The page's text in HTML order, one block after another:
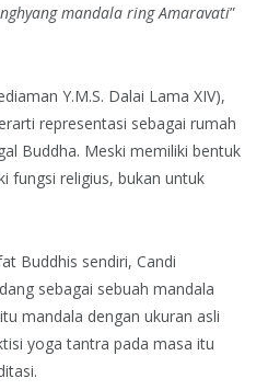
mandala ring Amaravati”
Y.M.S. Dalai Lama XIV),
representasi sebagai rumah
Buddha. Meski memiliki bentuk
fungsi religius, bukan untuk
Buddhis sendiri, Candi
sebagai sebuah mandala
mandala dengan ukuran asli
yoga tantra pada masa itu